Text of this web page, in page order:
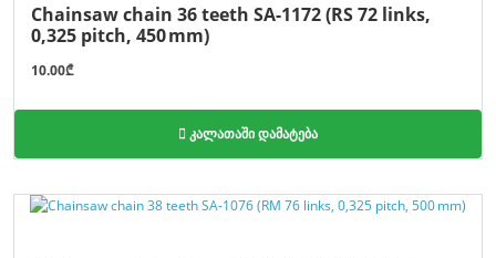
Chainsaw chain 36 teeth SA-1172 (RS 72 links,
0,325 pitch, 450 mm)
10.00₾
კალათაში დამატება